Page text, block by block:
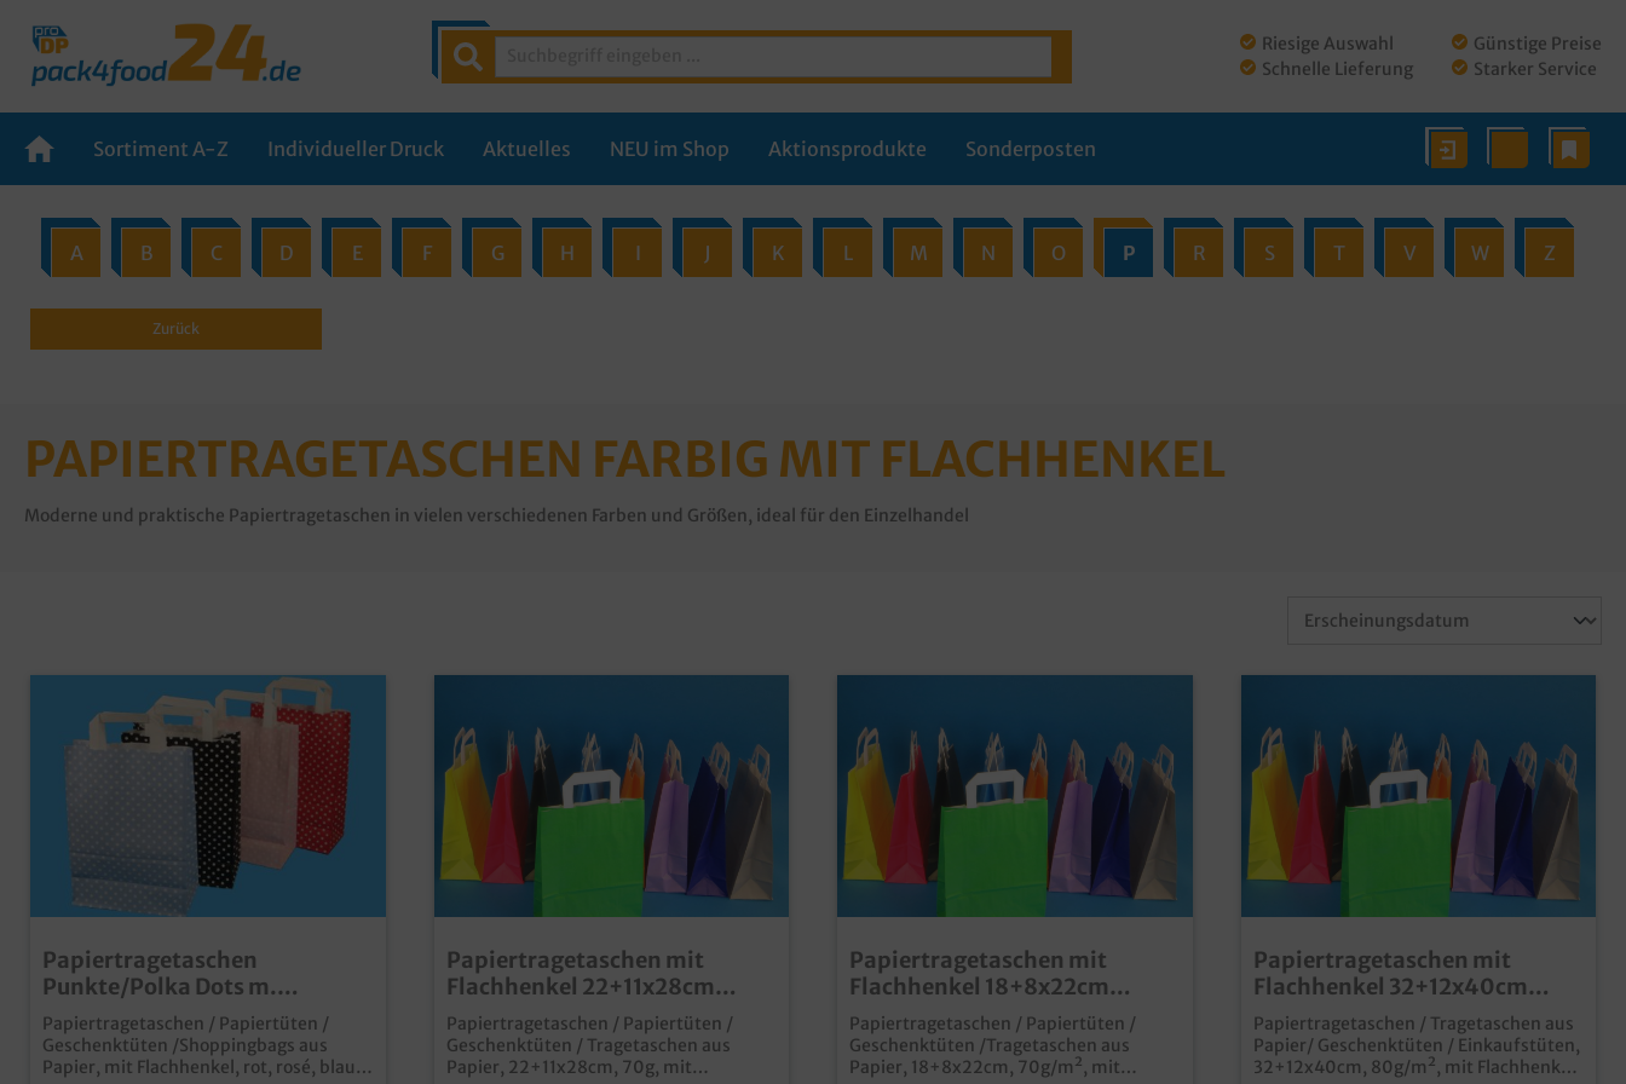
Riesige Auswahl
Schnelle Lieferung
Günstige Preise
Starker Service
Sortiment A-Z Individueller Druck Aktuelles NEU im Shop Aktionsprodukte Sonderposten
A B C D E F G H I J K L M N O P R S T V W Z
Zurück
PAPIERTRAGETASCHEN FARBIG MIT FLACHHENKEL
Moderne und praktische Papiertragetaschen in vielen verschiedenen Farben und Größen, ideal für den Einzelhandel
Papiertragetaschen
Punkte/Polka Dots m.
Flachhenkel 250St. versch.
Farben und Größen
Papiertragetaschen / Papiertüten /
Geschenktüten /Shoppingbags aus
Papier, mit Flachhenkel, rot, rosé, blau
Papiertragetaschen mit
Flachhenkel 22+11x28cm
70g/m² 250St verschiedene
Farben zur Auswahl
Papiertragetaschen / Papiertüten /
Geschenktüten / Tragetaschen aus
Papier, 22+11x28cm, 70g, mit
Papiertragetaschen mit
Flachhenkel 18+8x22cm
70g/m² 250St verschiedene
Farben zur Auswahl
Papiertragetaschen / Papiertüten /
Geschenktüten /Tragetaschen aus
Papier, 18+8x22cm, 70g/m², mit
Papiertragetaschen mit
Flachhenkel 32+12x40cm
80g/m² 250St verschiedene
Farben zur Auswahl
Papiertragetaschen / Tragetaschen aus
Papier/ Geschenktüten / Einkaufstüten,
32+12x40cm, 80g/m², mit Flachhenkel,